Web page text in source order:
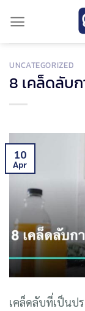
content
UNCATEGORIZED
8 เคล็ดลับ
10
Apr
เคล็ดลับที่เป็นป